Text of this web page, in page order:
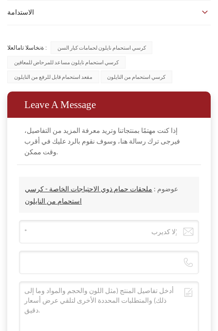
الاستدامة
ةنخاسلا تامالعلا : كرسي استحمام نايلون لحمامات كبار السن
كرسي استحمام نايلون مساعد للمرحاض للمعاقين
مقعد استحمام قابل للرفع من النايلون كرسي استحمام من النايلون
Leave A Message
إذا كنت مهتمًا بمنتجاتنا وتريد معرفة المزيد من التفاصيل،
فيرجى ترك رسالة هنا، وسوف نقوم بالرد عليك في أقرب
وقت ممكن.
عوضوم : ملحقات حمام ذوي الاحتياجات الخاصة - كرسي
استحمام من النايلون